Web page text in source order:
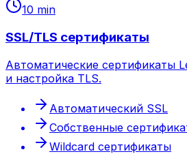
10 min
SSL/TLS сертификаты
Автоматические сертификаты
и настройка TLS.
Автоматический SSL
Собственные
Wildcard сертификаты